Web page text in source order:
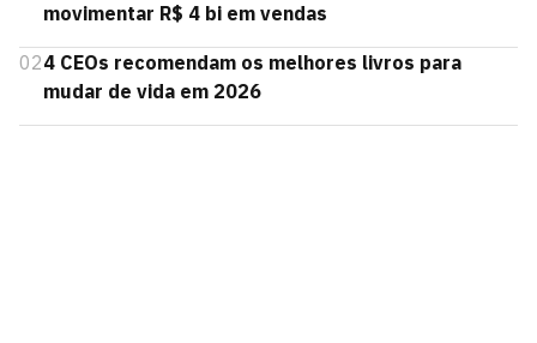
movimentar R$ 4 bi em vendas
024 CEOs recomendam os melhores livros para
mudar de vida em 2026